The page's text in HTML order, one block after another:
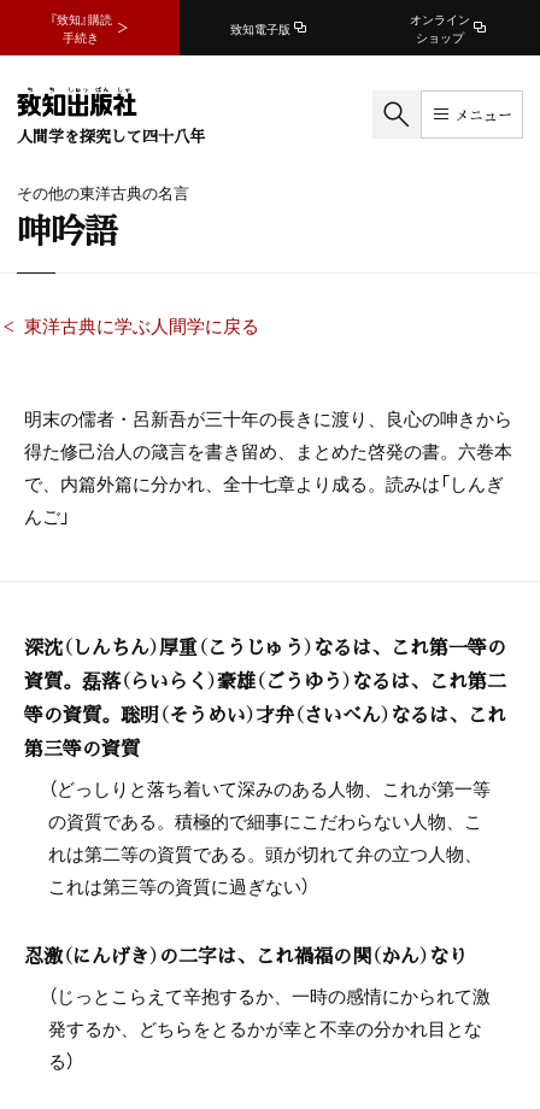
『致知』購読
手続き
致知電子版
オンライン
ショップ
人間学を探究して四十八年
メニュー
その他の東洋古典の名言
呻吟語
東洋古典に学ぶ人間学に戻る
明末の儒者・呂新吾が三十年の長きに渡り、良心の呻きから
得た修己治人の箴言を書き留め、まとめた啓発の書。六巻本
で、内篇外篇に分かれ、全十七章より成る。読みは「しんぎ
んご」
深沈（しんちん）厚重（こうじゅう）なるは、これ第一等の
資質。磊落（らいらく）豪雄（ごうゆう）なるは、これ第二
等の資質。聡明（そうめい）才弁（さいべん）なるは、これ
第三等の資質
（どっしりと落ち着いて深みのある人物、これが第一等
の資質である。積極的で細事にこだわらない人物、こ
れは第二等の資質である。頭が切れて弁の立つ人物、
これは第三等の資質に過ぎない）
忍激（にんげき）の二字は、これ禍福の関（かん）なり
（じっとこらえて辛抱するか、一時の感情にかられて激
発するか、どちらをとるかが幸と不幸の分かれ目とな
る）